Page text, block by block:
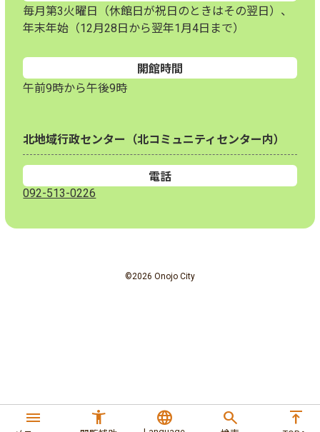
毎月第3火曜日（休館日が祝日のときはその翌日）、
年末年始（12月28日から翌年1月4日まで）
開館時間
午前9時から午後9時
北地域行政センター（北コミュニティセンター内）
電話
092-513-0226
©2026 Onojo City
menu accessibility_new language search vertical_align_top